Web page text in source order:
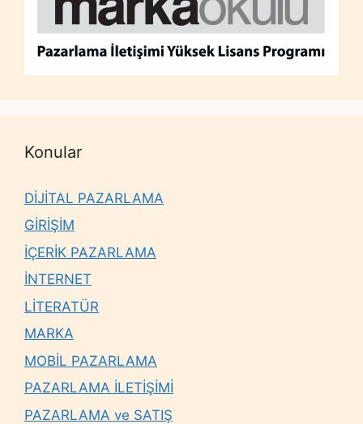
Konular
DİJİTAL PAZARLAMA
GİRİŞİM
İÇERİK PAZARLAMA
İNTERNET
LİTERATÜR
MARKA
MOBİL PAZARLAMA
PAZARLAMA İLETİŞİMİ
PAZARLAMA ve SATIŞ